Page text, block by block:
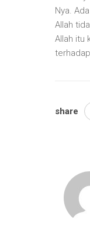
Nya.
Allah
Allah itu
share